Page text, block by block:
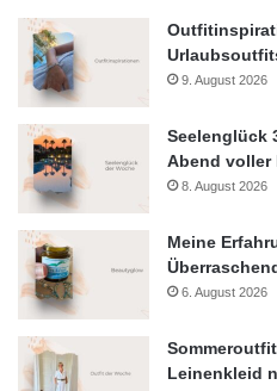
9. August 2026
Seelenglück
Abend voller
8. August 2026
Meine
6. August 2026
Leinenkleid